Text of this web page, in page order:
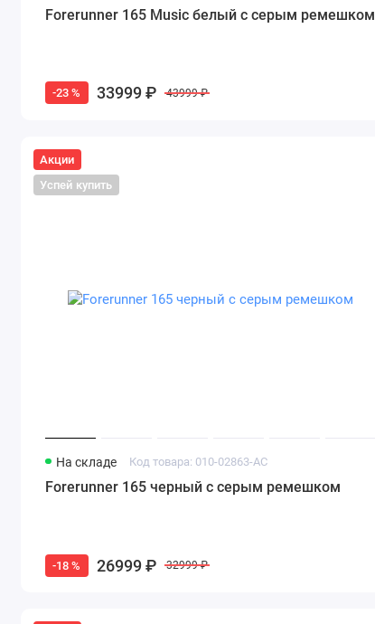
Forerunner 165 Music белый с серым ремешком
-23 % 33999 ₽ 43999 ₽
Акции
Успей купить
На складе Код товара: 010-02863-AС
Forerunner 165 черный с серым ремешком
-18 % 26999 ₽ 32999 ₽